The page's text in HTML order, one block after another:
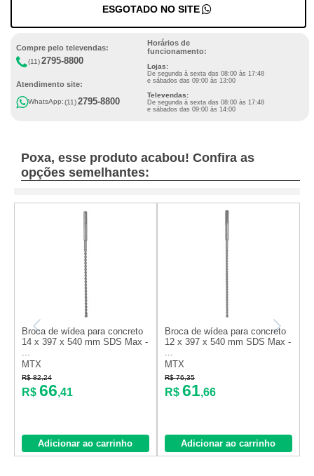
ESGOTADO NO SITE
Compre pelo televendas:
(11)2795-8800
Atendimento site:
WhatsApp:(11)2795-8800
Horários de
funcionamento:
Lojas:
De segunda à sexta das 08:00 às 17:48
e sábados das 09:00 às 13:00
Televendas:
De segunda à sexta das 08:00 às 17:48
e sábados das 09:00 às 14:00
Poxa, esse produto acabou! Confira as
opções semelhantes:
Broca de wídea para concreto
14 x 397 x 540 mm SDS Max -
...
MTX
R$ 82,24
R$ 66,41
Adicionar ao carrinho
Broca de wídea para concreto
12 x 397 x 540 mm SDS Max -
...
MTX
R$ 76,35
R$ 61,66
Adicionar ao carrinho